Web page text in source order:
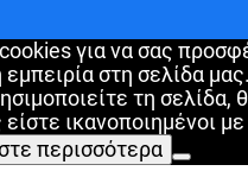
για να σας
στη σελίδα
τη σελίδα,
ικανοποιημένοι
περισσότερα